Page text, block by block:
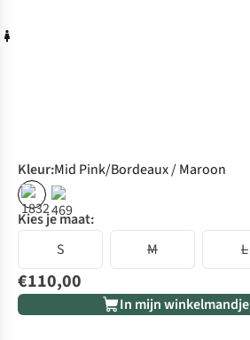
Kleur:Mid Pink/Bordeaux / Maroon
Kies je maat:
S
M L
€110,00
In mijn winkelmandje